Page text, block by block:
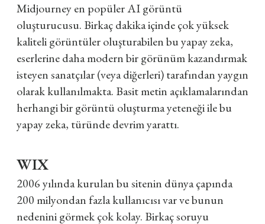
Midjourney en popüler AI görüntü
oluşturucusu. Birkaç dakika içinde çok yüksek
kaliteli görüntüler oluşturabilen bu yapay zeka,
eserlerine daha modern bir görünüm kazandırmak
isteyen sanatçılar (veya diğerleri) tarafından yaygın
olarak kullanılmakta. Basit metin açıklamalarından
herhangi bir görüntü oluşturma yeteneği ile bu
yapay zeka, türünde devrim yarattı.
WIX
2006 yılında kurulan bu sitenin dünya çapında
200 milyondan fazla kullanıcısı var ve bunun
nedenini görmek çok kolay. Birkaç soruyu